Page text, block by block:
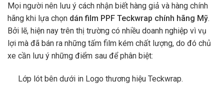
Mọi người nên lưu ý cách nhận biết hàng giả và hàng chính
hãng khi lựa chọn dán film PPF Teckwrap chính hãng Mỹ.
Bởi lẽ, hiện nay trên thị trường có nhiều doanh nghiệp vì vụ
lợi mà đã bán ra những tấm film kém chất lượng, do đó chủ
xe cần lưu ý những điểm sau để phân biệt:
Lớp lót bên dưới in Logo thương hiệu Teckwrap.